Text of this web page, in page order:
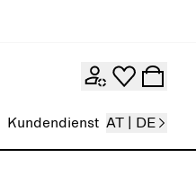
Kundendienst AT | DE